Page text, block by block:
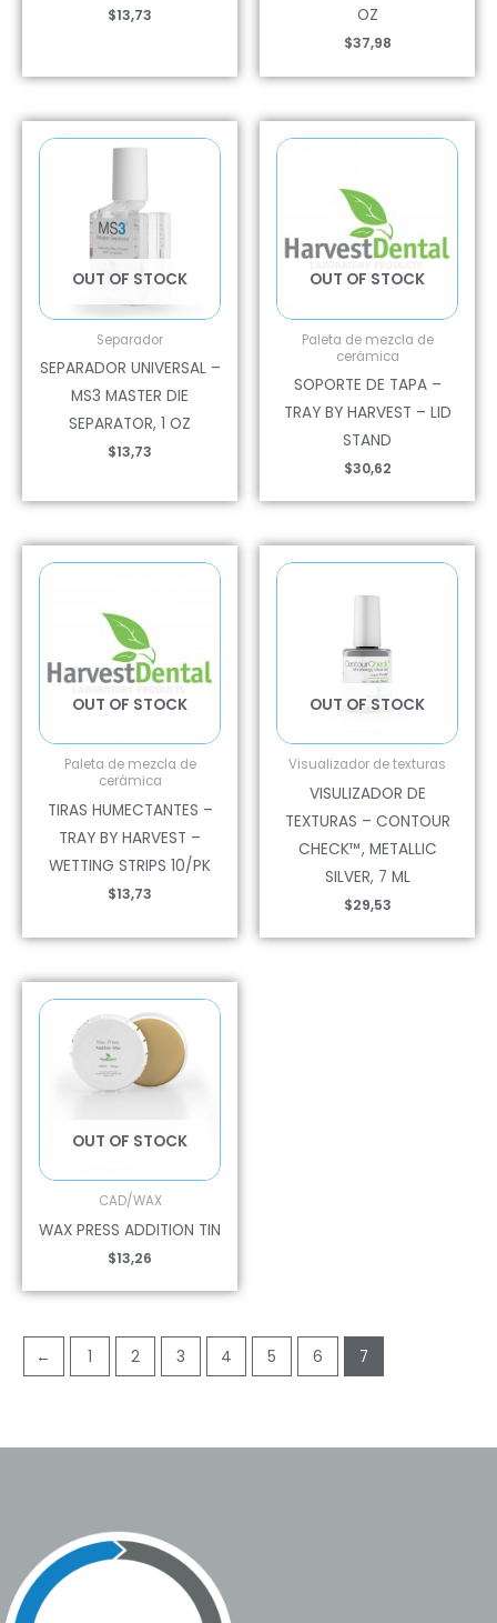
$13,73
OZ
$37,98
OUT OF STOCK
Separador
SEPARADOR UNIVERSAL –
MS3 MASTER DIE
SEPARATOR, 1 OZ
$13,73
OUT OF STOCK
Paleta de mezcla de
cerámica
SOPORTE DE TAPA –
TRAY BY HARVEST – LID
STAND
$30,62
OUT OF STOCK
Paleta de mezcla de
cerámica
TIRAS HUMECTANTES –
TRAY BY HARVEST –
WETTING STRIPS 10/PK
$13,73
OUT OF STOCK
Visualizador de texturas
VISULIZADOR DE
TEXTURAS – CONTOUR
CHECK™, METALLIC
SILVER, 7 ML
$29,53
OUT OF STOCK
CAD/WAX
WAX PRESS ADDITION TIN
$13,26
← 1 2 3 4 5 6 7